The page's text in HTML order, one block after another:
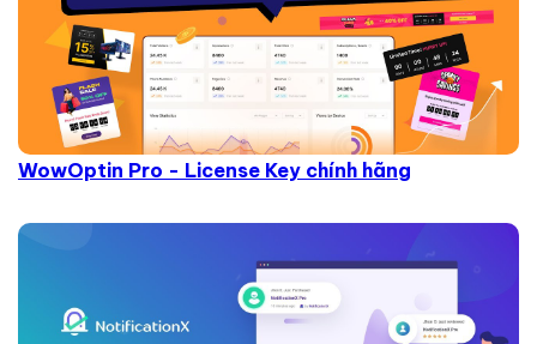
WowOptin Pro - License Key chính hãng